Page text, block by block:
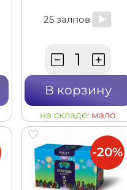
25 залпов
В корзину
на складе: мало
-20%